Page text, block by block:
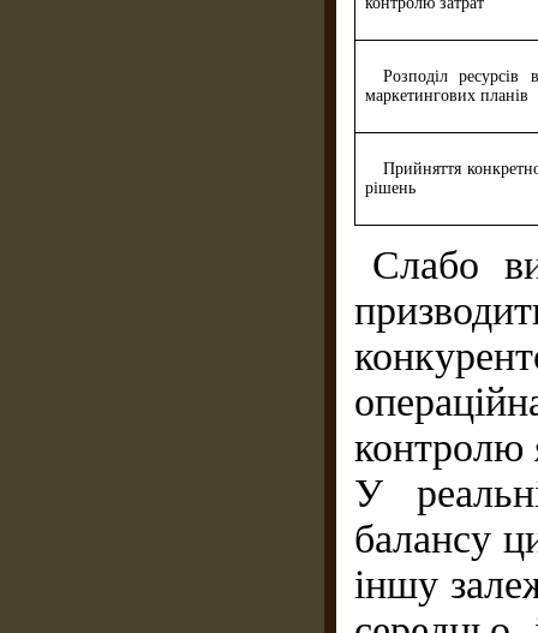
Розподіл ресурсів
маркетингових планів
Прийняття
рішень
Слабо
контролю
У
балансу
іншу